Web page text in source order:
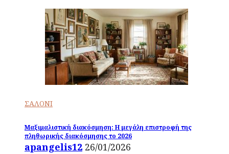
ΣΑΛΟΝΙ
Μαξιμαλιστική διακόσμηση: Η μεγάλη επιστροφή της
πληθωρικής διακόσμησης το 2026
apangelis12 26/01/2026